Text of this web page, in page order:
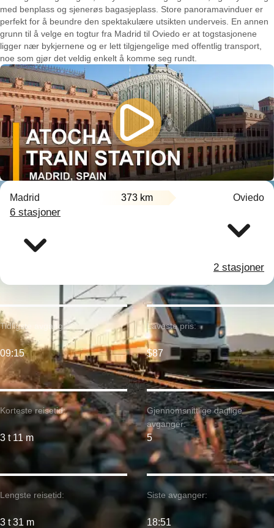
med benplass og sjenerøs bagasjeplass. Store panoramavinduer er
perfekt for å beundre den spektakulære utsikten underveis. En annen
grunn til å velge en togtur fra Madrid til Oviedo er at togstasjonene
ligger nær bykjernene og er lett tilgjengelige med offentlig transport,
noe som gjør det veldig enkelt å komme seg rundt.
Madrid 373 km Oviedo
6 stasjoner
2 stasjoner
Korteste reisetid:
3 t 11 m
Tidligste avgang:
09:15
Lengste reisetid:
3 t 31 m
Laveste pris:
$87
Gjennomsnittlige daglige
avganger:
5
Siste avganger:
18:51